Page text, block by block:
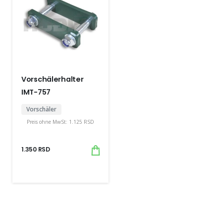
Vorschälerhalter
IMT-757
Vorschäler
Preis ohne MwSt: 1.125 RSD
1.350 RSD